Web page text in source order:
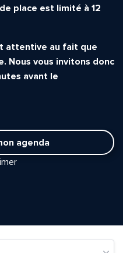
place est limité à 12
attentive au fait que
Nous vous invitons donc
avant le
agenda